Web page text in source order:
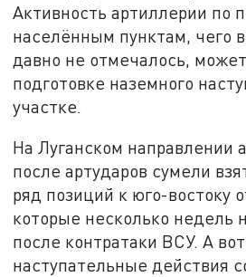
Активность артиллерии по
населённым пунктам, чего
давно не отмечалось,
подготовке наземного
участке.
На Луганском направлении
после артударов сумели
ряд позиций к юго-востоку
которые несколько недель
после контратаки ВСУ. А
наступательные действия